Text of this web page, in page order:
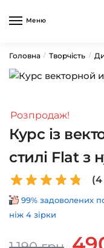
Меню
Головна / Творчість /
Розпродаж!
Курс із
стилі Flat з
(4
99% задоволених
ніж 4 зірки